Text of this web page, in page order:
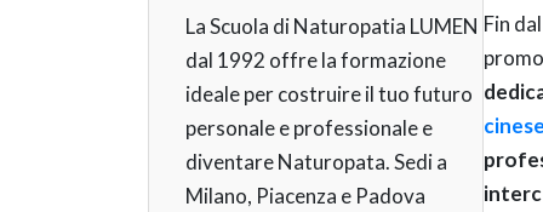
La Scuola di Naturopatia LUMEN
dal 1992 offre la formazione
ideale per costruire il tuo futuro
personale e professionale e
diventare Naturopata. Sedi a
Milano, Piacenza e Padova
Fin